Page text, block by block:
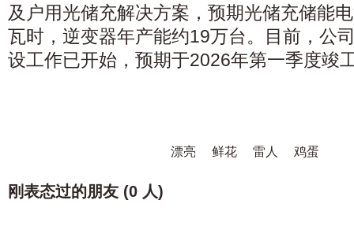
及户用光储充解决方案，预期光储充储能
瓦时，逆变器年产能约19万台。目前，公
设工作已开始，预期于2026年第一季度竣
漂亮 鲜花 雷人 鸡蛋
刚表态过的朋友 (0 人)